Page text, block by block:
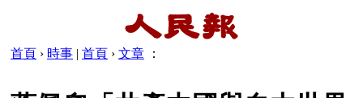
首頁 › 時事 | 首頁 › 文章 ：